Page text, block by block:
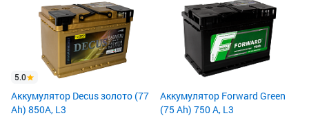
5.0
Аккумулятор Decus золото (77
Ah) 850А, L3
Аккумулятор Forward Green
(75 Ah) 750 А, L3